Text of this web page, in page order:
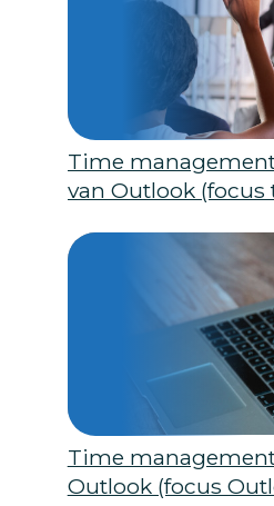
Time
van Outlook (focus
Time
Outlook (focus